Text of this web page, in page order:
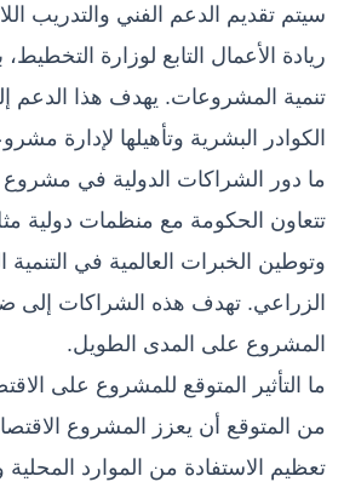
سيتم تقديم الدعم الفني والتدريب
ريادة الأعمال التابع لوزارة التخطيط،
تنمية المشروعات. يهدف هذا الدعم
الكوادر البشرية وتأهيلها لإدارة
ما دور الشراكات الدولية في مشروع
تتعاون الحكومة مع منظمات دولية
وتوطين الخبرات العالمية في التنمية
الزراعي. تهدف هذه الشراكات إلى
المشروع على المدى الطويل.
ما التأثير المتوقع للمشروع على
من المتوقع أن يعزز المشروع
تعظيم الاستفادة من الموارد